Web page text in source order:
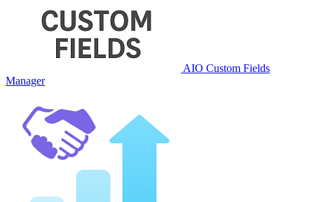
AIO Custom Fields
Manager